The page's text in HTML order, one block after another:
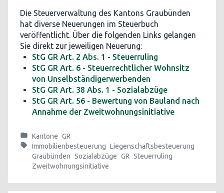
Die Steuerverwaltung des Kantons Graubünden
hat diverse Neuerungen im Steuerbuch
veröffentlicht. Über die folgenden Links gelangen
Sie direkt zur jeweiligen Neuerung:
StG GR Art. 2 Abs. 1 - Steuerruling
StG GR Art. 6 - Steuerrechtlicher Wohnsitz
von Unselbständigerwerbenden
StG GR Art. 38 Abs. 1 - Sozialabzüge
StG GR Art. 56 - Bewertung von Bauland nach
Annahme der Zweitwohnungsinitiative
Kantone GR
Immobilienbesteuerung Liegenschaftsbesteuerung
Graubünden Sozialabzüge GR Steuerruling
Zweitwohnungsinitiative